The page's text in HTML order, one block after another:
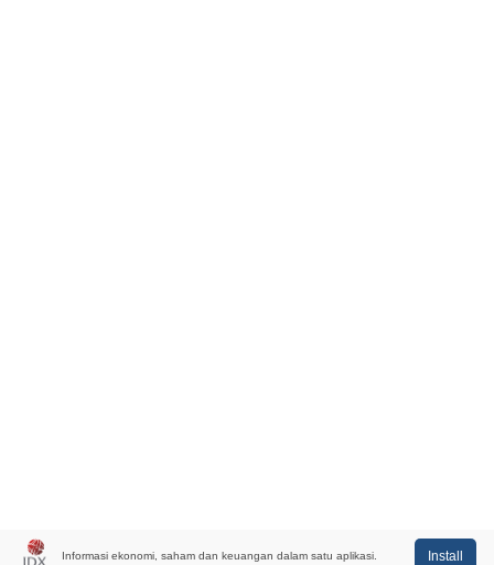
Informasi ekonomi, saham dan keuangan dalam satu aplikasi. Install